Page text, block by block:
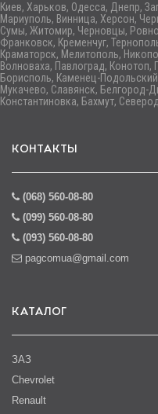
Киев, Харьков, Одесса, Днепр,
Мариуполь, Винница, Херсон,
Сумы, Житомир, Черновцы,
Франковск, Кременчуг,
Краматорск, Мелитополь,
Волноваха, Павлоград,
Борисполь, Каменец-
Мукачево, Славянск, Белгород-
Константиновка, Бахмут,
КОНТАКТЫ
(068) 560-08-80
(099) 560-08-80
(093) 560-08-80
pagcomua@gmail.com
КАТАЛОГ
ЗАЗ
Chevrolet
Renault